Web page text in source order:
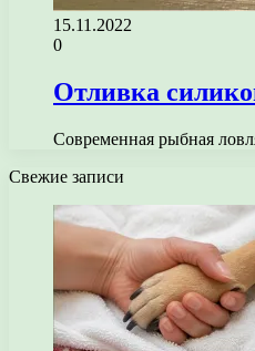
15.11.2022
0
Отливка
Современная рыбная
Свежие записи